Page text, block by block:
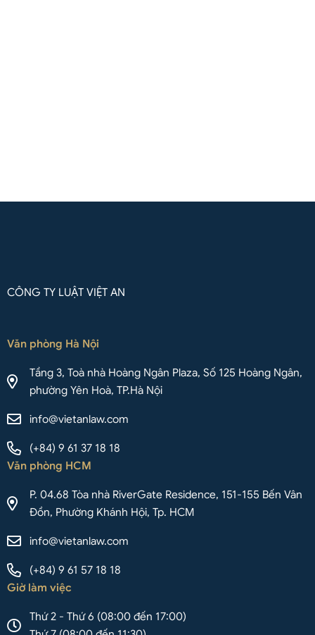
CÔNG TY LUẬT VIỆT AN
Văn phòng Hà Nội
Tầng 3, Toà nhà Hoàng Ngân Plaza, Số 125 Hoàng Ngân,
phường Yên Hoà, TP.Hà Nội
info@vietanlaw.com
(+84) 9 61 37 18 18
Văn phòng HCM
P. 04.68 Tòa nhà RiverGate Residence, 151-155 Bến Vân
Đồn, Phường Khánh Hội, Tp. HCM
info@vietanlaw.com
(+84) 9 61 57 18 18
Giờ làm việc
Thứ 2 - Thứ 6 (08:00 đến 17:00)